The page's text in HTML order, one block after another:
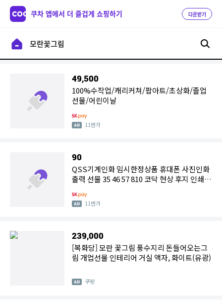
쿠차 앱에서 더 즐겁게 쇼핑하기 다운받기
49,500
100%수작업/캐리커쳐/팝아트/초상화/졸업
선물/어린이날
11번가
90
QSS기계인화 임시한정상품 휴대폰 사진인화
출력 선물 35 46 57 810 코닥 현상 후지 인쇄
11번가
239,000
[복화당] 모란 꽃그림 풍수지리 돈들어오는그
림 개업선물 인테리어 거실 액자, 화이트(유광)
쿠팡